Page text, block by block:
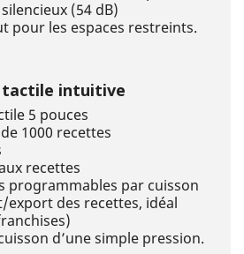
(54 dB)
pour les espaces restreints.
tactile intuitive
5 pouces
1000 recettes
recettes
programmables par cuisson
export des recettes, idéal
d’une simple pression.